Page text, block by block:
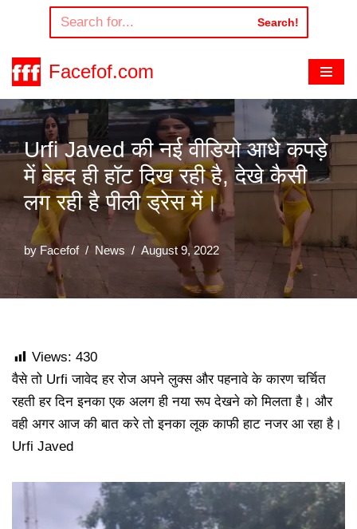
to
content
Search!
Facefof.com
Urfi Javed की नई वीडियो आधे कपड़े
में बेहद ही हॉट दिख रही है, देखे कैसी
लग रही है पीली ड्रेस में।
by Facefof News August 9, 2022
Views: 430
वैसे तो Urfi जावेद हर रोज अपने लुक्स और पहनावे के कारण चर्चित
रहती हर दिन इनका एक अलग ही नया रूप देखने को मिलता है। और
वही अगर आज की बात करे तो इनका लूक काफी हाट नजर आ रहा है।
Urfi Javed